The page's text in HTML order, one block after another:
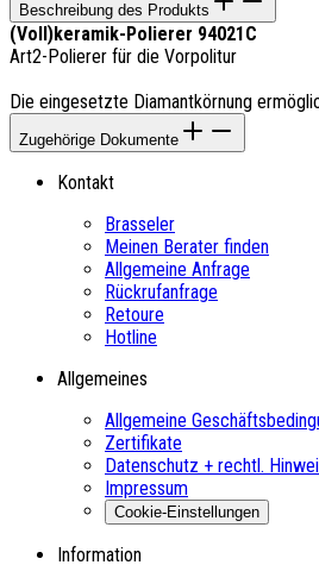
Beschreibung des Produkts
(Voll)keramik-Polierer 94021C
Art2-Polierer für die Vorpolitur
Die eingesetzte Diamantkörnung
Zugehörige Dokumente
Kontakt
Brasseler
Meinen Berater finden
Allgemeine Anfrage
Rückrufanfrage
Retoure
Hotline
Allgemeines
Allgemeine
Zertifikate
Datenschutz + rechtl.
Impressum
Cookie-Einstellungen
Information